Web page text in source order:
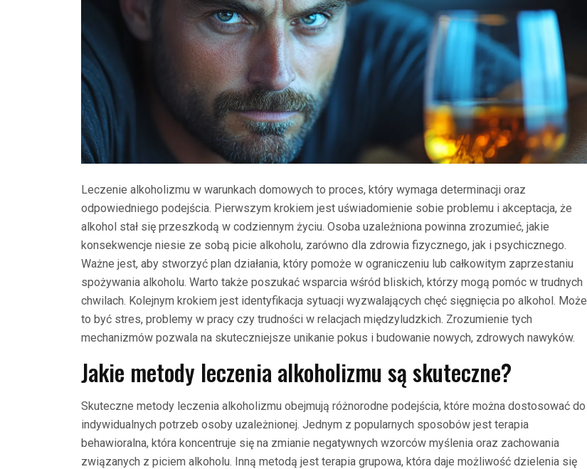
Leczenie alkoholizmu w warunkach domowych to proces, który wymaga determinacji oraz
odpowiedniego podejścia. Pierwszym krokiem jest uświadomienie sobie problemu i akceptacja, że
alkohol stał się przeszkodą w codziennym życiu. Osoba uzależniona powinna zrozumieć, jakie
konsekwencje niesie ze sobą picie alkoholu, zarówno dla zdrowia fizycznego, jak i psychicznego.
Ważne jest, aby stworzyć plan działania, który pomoże w ograniczeniu lub całkowitym zaprzestaniu
spożywania alkoholu. Warto także poszukać wsparcia wśród bliskich, którzy mogą pomóc w trudnych
chwilach. Kolejnym krokiem jest identyfikacja sytuacji wyzwalających chęć sięgnięcia po alkohol. Może
to być stres, problemy w pracy czy trudności w relacjach międzyludzkich. Zrozumienie tych
mechanizmów pozwala na skuteczniejsze unikanie pokus i budowanie nowych, zdrowych nawyków.
Jakie metody leczenia alkoholizmu są skuteczne?
Skuteczne metody leczenia alkoholizmu obejmują różnorodne podejścia, które można dostosować do
indywidualnych potrzeb osoby uzależnionej. Jednym z popularnych sposobów jest terapia
behawioralna, która koncentruje się na zmianie negatywnych wzorców myślenia oraz zachowania
związanych z piciem alkoholu. Inną metodą jest terapia grupowa, która daje możliwość dzielenia się